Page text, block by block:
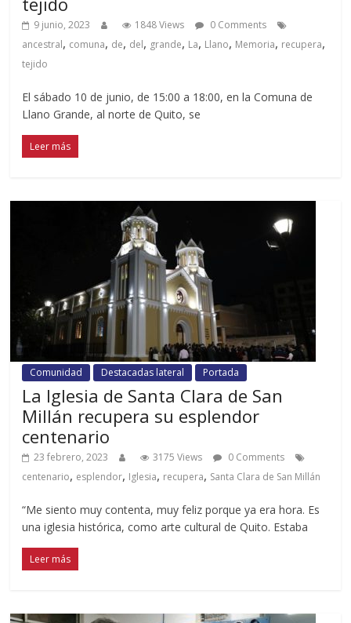
9 junio, 2023 1848 Views
0 Comments
ancestral, comuna, de, del, grande, La, Llano, Memoria, recupera,
tejido
El sábado 10 de junio, de 15:00 a 18:00, en la Comuna de
Llano Grande, al norte de Quito, se
Leer más
Comunidad Destacadas lateral Portada
La Iglesia de Santa Clara de San
Millán recupera su esplendor
centenario
23 febrero, 2023 3175 Views
0 Comments
centenario, esplendor, Iglesia, recupera, Santa Clara de San Millán
“Me siento muy contenta, muy feliz porque ya era hora. Es
una iglesia histórica, como arte cultural de Quito. Estaba
Leer más